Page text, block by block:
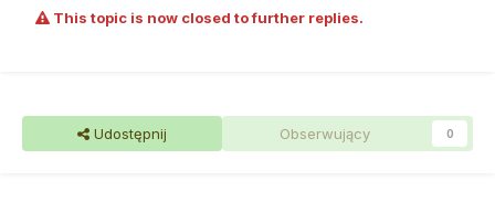
This topic is now closed to further replies.
Udostępnij Obserwujący 0